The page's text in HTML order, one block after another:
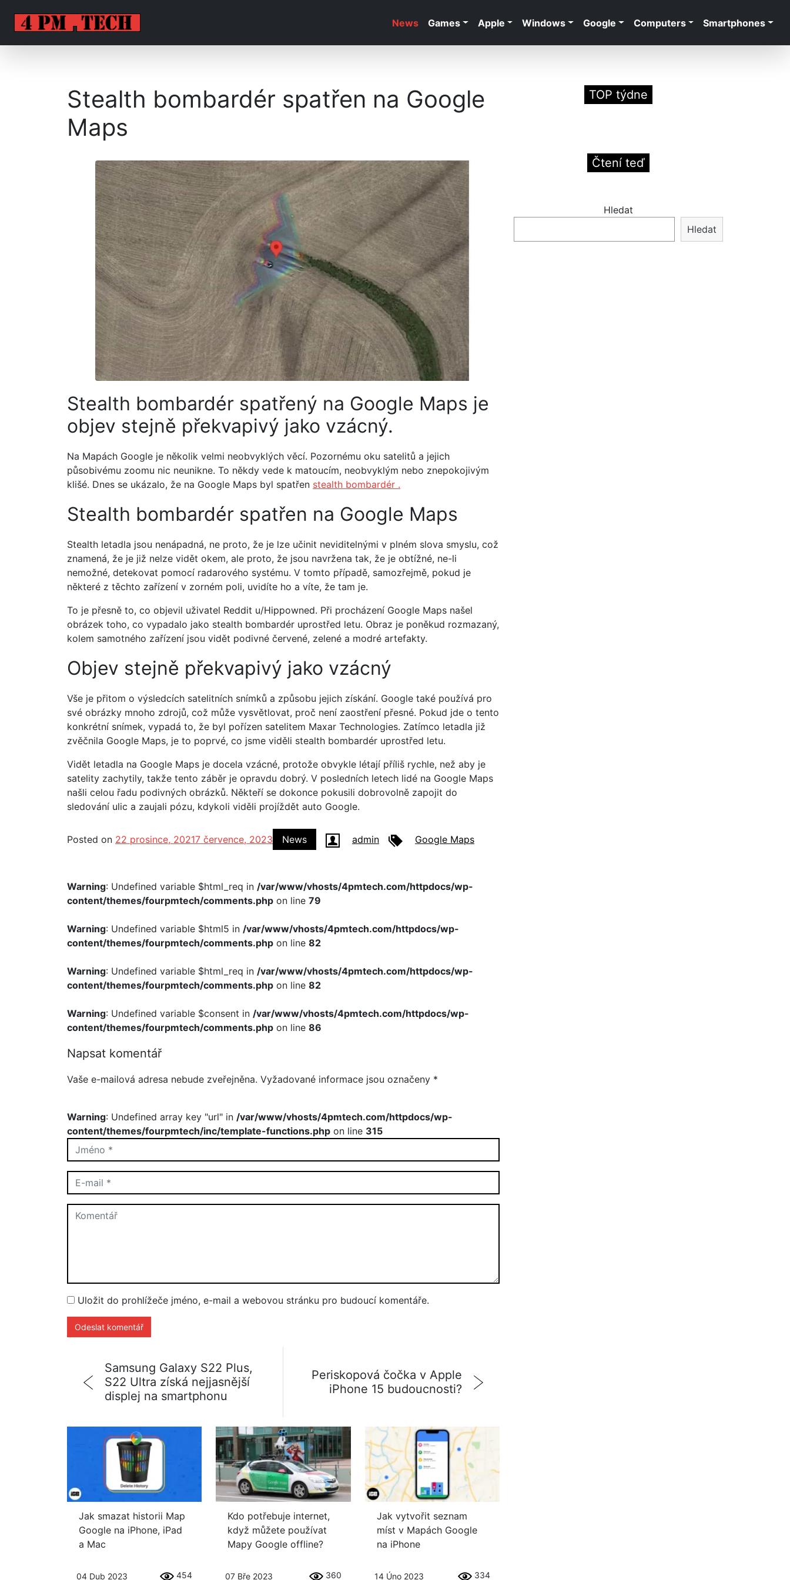
News Games Apple Windows Google Computers Smartphones
Stealth bombardér spatřen na Google
Maps
Stealth bombardér spatřený na Google Maps je
objev stejně překvapivý jako vzácný.
Na Mapách Google je několik velmi neobvyklých věcí. Pozornému oku satelitů a jejich
působivému zoomu nic neunikne. To někdy vede k matoucím, neobvyklým nebo znepokojivým
klišé. Dnes se ukázalo, že na Google Maps byl spatřen stealth bombardér .
Stealth bombardér spatřen na Google Maps
Stealth letadla jsou nenápadná, ne proto, že je lze učinit neviditelnými v plném slova smyslu, což
znamená, že je již nelze vidět okem, ale proto, že jsou navržena tak, že je obtížné, ne-li
nemožné, detekovat pomocí radarového systému. V tomto případě, samozřejmě, pokud je
některé z těchto zařízení v zorném poli, uvidíte ho a víte, že tam je.
To je přesně to, co objevil uživatel Reddit u/Hippowned. Při procházení Google Maps našel
obrázek toho, co vypadalo jako stealth bombardér uprostřed letu. Obraz je poněkud rozmazaný,
kolem samotného zařízení jsou vidět podivné červené, zelené a modré artefakty.
Objev stejně překvapivý jako vzácný
Vše je přitom o výsledcích satelitních snímků a způsobu jejich získání. Google také používá pro
své obrázky mnoho zdrojů, což může vysvětlovat, proč není zaostření přesné. Pokud jde o tento
konkrétní snímek, vypadá to, že byl pořízen satelitem Maxar Technologies. Zatímco letadla již
zvěčnila Google Maps, je to poprvé, co jsme viděli stealth bombardér uprostřed letu.
Vidět letadla na Google Maps je docela vzácné, protože obvykle létají příliš rychle, než aby je
satelity zachytily, takže tento záběr je opravdu dobrý. V posledních letech lidé na Google Maps
našli celou řadu podivných obrázků. Někteří se dokonce pokusili dobrovolně zapojit do
sledování ulic a zaujali pózu, kdykoli viděli projíždět auto Google.
Posted on 22 prosince, 20217 července, 2023 News admin Google Maps
Warning: Undefined variable $html_req in /var/www/vhosts/4pmtech.com/httpdocs/wp-
content/themes/fourpmtech/comments.php on line 79
Warning: Undefined variable $html5 in /var/www/vhosts/4pmtech.com/httpdocs/wp-
content/themes/fourpmtech/comments.php on line 82
Warning: Undefined variable $html_req in /var/www/vhosts/4pmtech.com/httpdocs/wp-
content/themes/fourpmtech/comments.php on line 82
Warning: Undefined variable $consent in /var/www/vhosts/4pmtech.com/httpdocs/wp-
content/themes/fourpmtech/comments.php on line 86
Napsat komentář
Vaše e-mailová adresa nebude zveřejněna. Vyžadované informace jsou označeny *
Warning: Undefined array key "url" in /var/www/vhosts/4pmtech.com/httpdocs/wp-
content/themes/fourpmtech/inc/template-functions.php on line 315
Uložit do prohlížeče jméno, e-mail a webovou stránku pro budoucí komentáře.
Samsung Galaxy S22 Plus,
S22 Ultra získá nejjasnější
displej na smartphonu
Periskopová čočka v Apple
iPhone 15 budoucnosti?
Jak smazat historii Map
Google na iPhone, iPad
a Mac
04 Dub 2023 454
Kdo potřebuje internet,
když můžete používat
Mapy Google offline?
07 Bře 2023 360
Jak vytvořit seznam
míst v Mapách Google
na iPhone
14 Úno 2023 334
TOP týdne
Čtení teď
Hledat
Hledat